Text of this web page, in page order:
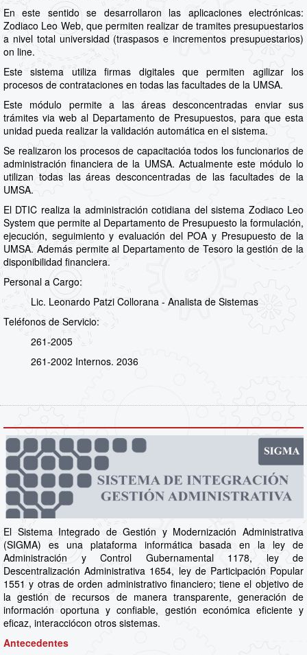
En este sentido se desarrollaron las aplicaciones electrónicas:
Zodiaco Leo Web, que permiten realizar de tramites presupuestarios
a nivel total universidad (traspasos e incrementos presupuestarios)
on line.
Este sistema utiliza firmas digitales que permiten agilizar los
procesos de contrataciones en todas las facultades de la UMSA.
Este módulo permite a las áreas desconcentradas enviar sus
trámites via web al Departamento de Presupuestos, para que esta
unidad pueda realizar la validación automática en el sistema.
Se realizaron los procesos de capacitacióa todos los funcionarios de
administración financiera de la UMSA. Actualmente este módulo lo
utilizan todas las áreas desconcentradas de las facultades de la
UMSA.
El DTIC realiza la administración cotidiana del sistema Zodiaco Leo
System que permite al Departamento de Presupuesto la formulación,
ejecución, seguimiento y evaluación del POA y Presupuesto de la
UMSA. Además permite al Departamento de Tesoro la gestión de la
disponibilidad financiera.
Personal a Cargo:
Lic. Leonardo Patzi Collorana - Analista de Sistemas
Teléfonos de Servicio:
261-2005
261-2002 Internos. 2036
El Sistema Integrado de Gestión y Modernización Administrativa
(SIGMA) es una plataforma informática basada en la ley de
Administración y Control Gubernamental 1178, ley de
Descentralización Administrativa 1654, ley de Participación Popular
1551 y otras de orden administrativo financiero; tiene el objetivo de
la gestión de recursos de manera transparente, generación de
información oportuna y confiable, gestión económica eficiente y
eficaz, interacciócon otros sistemas.
Antecedentes